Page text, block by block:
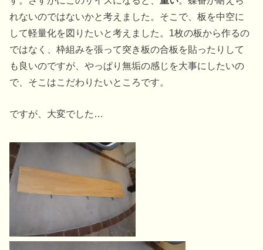
れないのではないかと考えました。そこで、板を中空に
して軽量化を図りたいと考えました。1枚の板から作るの
ではなく、枠組みを張って突き板の合板を貼ったりして
も良いのですが、やっぱり無垢の感じを大事にしたいの
で、そこはこだわりたいところです。
ですが、大変でした…